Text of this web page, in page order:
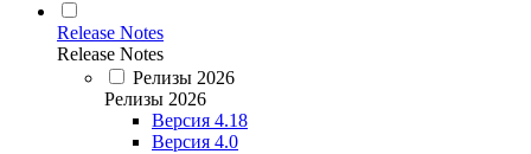
Release Notes
Release Notes
Релизы 2026
Релизы 2026
Версия 4.18
Версия 4.0